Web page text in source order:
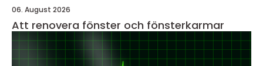
06. August 2026
Att renovera fönster och fönsterkarmar